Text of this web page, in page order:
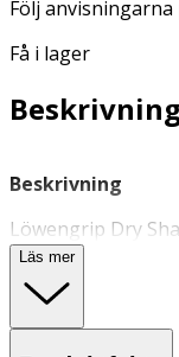
Följ
Få i lager
Beskrivning
Löwengrip Dry
volymgivande
vid styling.
mellan
frisk citrusdoft.
Läs mer